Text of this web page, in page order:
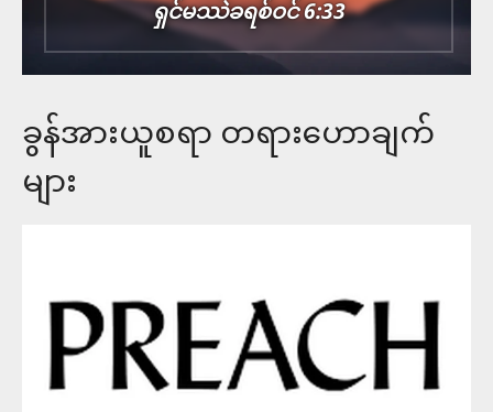
ရှင်​မဿဲ​ခ​ရစ်​ဝင် 6:33
ခွန်အားယူစရာ တရား​ဟောချက်
များ